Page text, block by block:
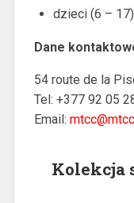
dzieci (6 –
Dane
54 route de la
Tel: +377 92 05
Email:
Kolekcja